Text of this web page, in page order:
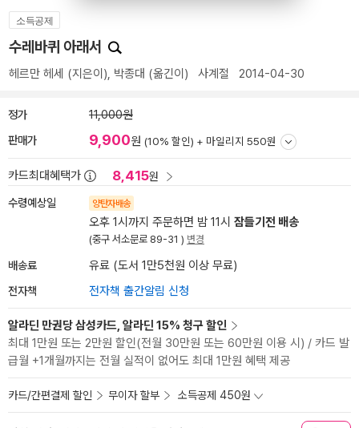
소득공제
수레바퀴 아래서
헤르만 헤세 (지은이), 박종대 (옮긴이) 사계절 2014-04-30
정가 11,000원
판매가 9,900원 (10% 할인) + 마일리지 550원
카드최대혜택가 8,415원
수령예상일 양탄자배송
오후 1시까지 주문하면 밤 11시 잠들기전 배송
(중구 서소문로 89-31 ) 변경
배송료 유료 (도서 1만5천원 이상 무료)
전자책 전자책 출간알림 신청
알라딘 만권당 삼성카드, 알라딘 15% 청구 할인
최대 1만원 또는 2만원 할인(전월 30만원 또는 60만원 이용 시) / 카드 발
급월 +1개월까지는 전월 실적이 없어도 최대 1만원 혜택 제공
카드/간편결제 할인 무이자 할부 소득공제 450원